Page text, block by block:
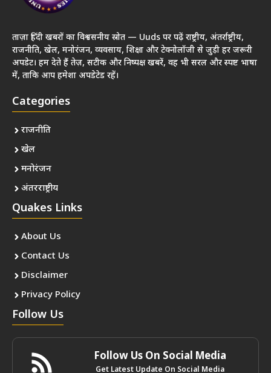
ताज़ा हिंदी खबरों का विश्वसनीय स्रोत — Uuds पर पढ़ें राष्ट्रीय, अंतर्राष्ट्रीय,
राजनीति, खेल, मनोरंजन, व्यवसाय, शिक्षा और टेक्नोलॉजी से जुड़ी हर जरूरी
अपडेट। हम देते हैं तेज़, सटीक और निष्पक्ष खबरें, वह भी सरल और स्पष्ट भाषा
में, ताकि आप हमेशा अपडेटेड रहें।
Categories
राजनीति
खेल
मनोरंजन
अंतरराष्ट्रीय
Quakes Links
About Us
Contact Us
Disclaimer
Privacy Policy
Follow Us
Follow Us On Social Media
Get Latest Update On Social Media